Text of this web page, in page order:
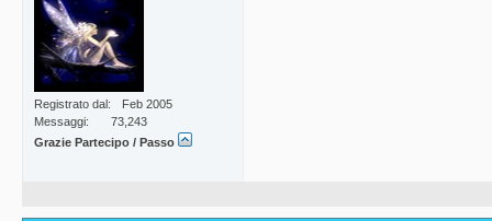
Registrato dal
Feb 2005
Messaggi
73,243
Grazie Partecipo / Passo